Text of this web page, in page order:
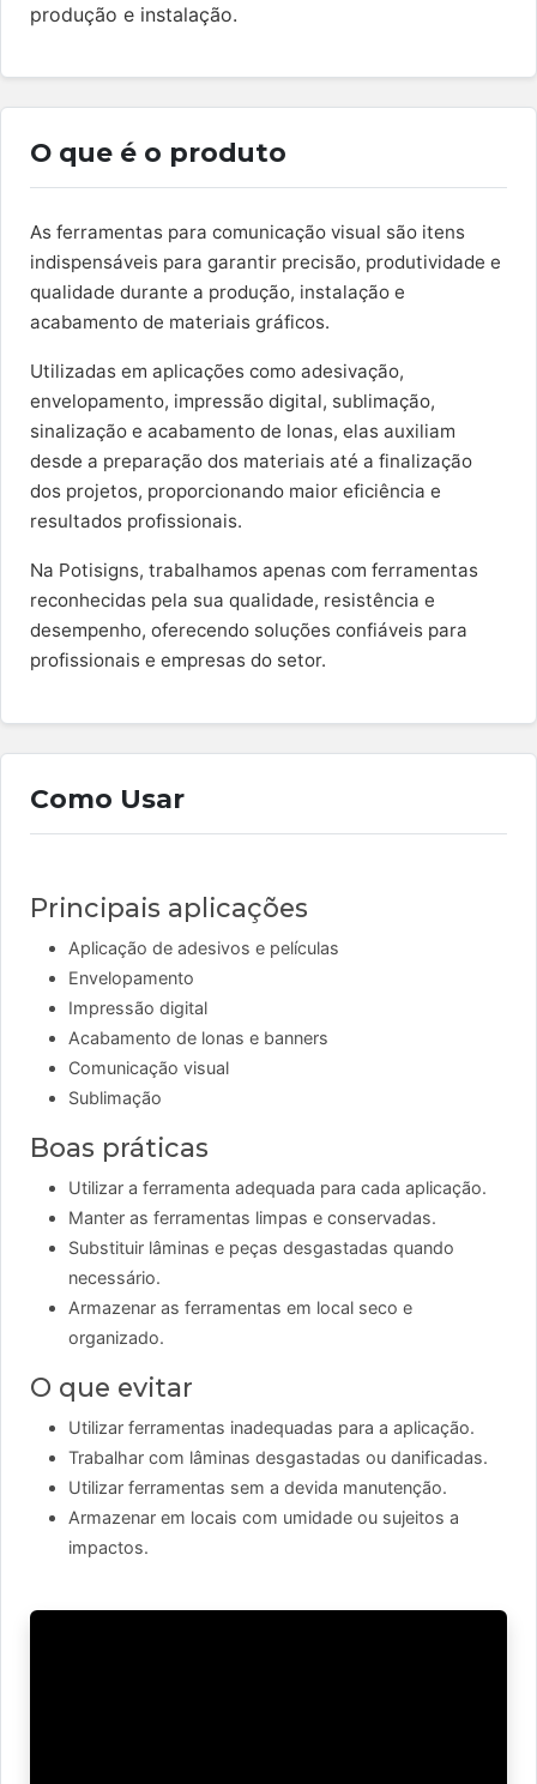
produção e instalação.
O que é o produto
As ferramentas para comunicação visual são itens
indispensáveis para garantir precisão, produtividade e
qualidade durante a produção, instalação e
acabamento de materiais gráficos.
Utilizadas em aplicações como adesivação,
envelopamento, impressão digital, sublimação,
sinalização e acabamento de lonas, elas auxiliam
desde a preparação dos materiais até a finalização
dos projetos, proporcionando maior eficiência e
resultados profissionais.
Na Potisigns, trabalhamos apenas com ferramentas
reconhecidas pela sua qualidade, resistência e
desempenho, oferecendo soluções confiáveis para
profissionais e empresas do setor.
Como Usar
Principais aplicações
Aplicação de adesivos e películas
Envelopamento
Impressão digital
Acabamento de lonas e banners
Comunicação visual
Sublimação
Boas práticas
Utilizar a ferramenta adequada para cada aplicação.
Manter as ferramentas limpas e conservadas.
Substituir lâminas e peças desgastadas quando
necessário.
Armazenar as ferramentas em local seco e
organizado.
O que evitar
Utilizar ferramentas inadequadas para a aplicação.
Trabalhar com lâminas desgastadas ou danificadas.
Utilizar ferramentas sem a devida manutenção.
Armazenar em locais com umidade ou sujeitos a
impactos.